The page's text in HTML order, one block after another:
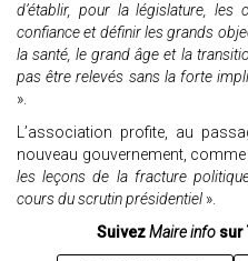
d’établir, pour la législature, les
confiance et définir les grands
la santé, le grand âge et la
pas être relevés sans la forte
».
L’association profite, au
nouveau gouvernement, comme
les leçons de la fracture
cours du scrutin présidentiel ».
SuivezMaire info sur